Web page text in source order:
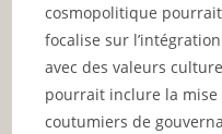
cosmopolitique
focalise sur
avec des valeurs
pourrait inclure la mise
coutumiers de